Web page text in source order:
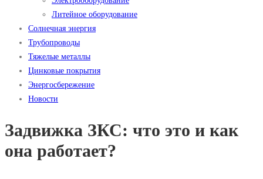
Литейное оборудование
Солнечная энергия
Трубопроводы
Тяжелые металлы
Цинковые покрытия
Энергосбережение
Новости
Задвижка ЗКС: что это и как
она работает?